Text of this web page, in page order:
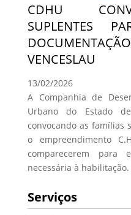
CDHU
SUPLENTES
VENCESLAU
13/02/2026
A Companhia de
Urbano do Estado
convocando as famílias
o empreendimento
comparecerem para
necessária à habilitação.
Serviços